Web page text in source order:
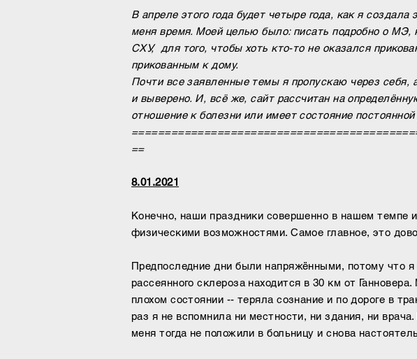
В апреле этого года будет четыре года, как я
меня время. Моей целью было: писать подробно о МЭ,
СХУ, для того, чтобы хоть кто-то не оказался
прикованным к дому.​
Почти все заявленные темы я пропускаю через себя,
и выверено. И, всё же, сайт рассчитан на
отношение к болезни или имеет состояние постоянной
==
8.01.2021
Конечно, наши праздники совершенно в нашем
физическими возможностями. Самое главное, это
Предпоследние дни были напряжёнными, потому что я
рассеянного склероза находится в 30 км от
плохом состоянии -- теряла сознание и по дороге в
раз я не вспомнила ни местности, ни здания, ни
меня тогда не положили в больницу и снова